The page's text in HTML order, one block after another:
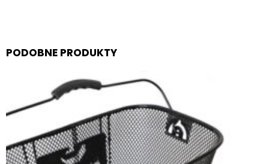
PODOBNE PRODUKTY